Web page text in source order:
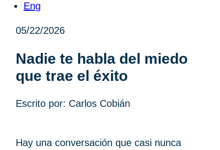
Eng
05/22/2026
Nadie te habla del miedo
que trae el éxito
Escrito por: Carlos Cobián
Hay una conversación que casi nunca